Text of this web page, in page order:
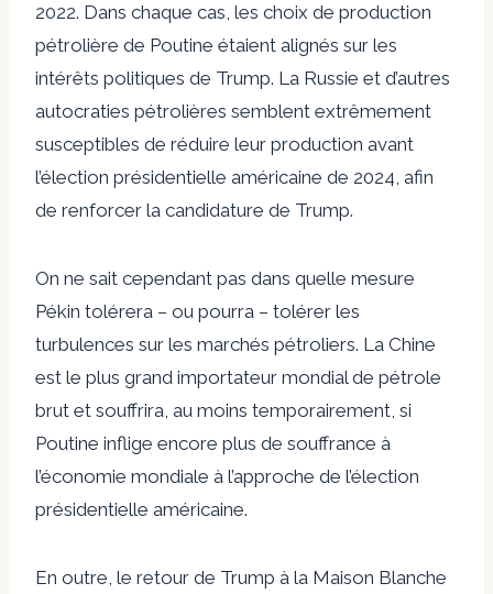
2022. Dans chaque cas, les choix de production
pétrolière de Poutine étaient alignés sur les
intérêts politiques de Trump. La Russie et d’autres
autocraties pétrolières semblent extrêmement
susceptibles de réduire leur production avant
l’élection présidentielle américaine de 2024, afin
de renforcer la candidature de Trump.
On ne sait cependant pas dans quelle mesure
Pékin tolérera – ou pourra – tolérer les
turbulences sur les marchés pétroliers. La Chine
est le plus grand importateur mondial de pétrole
brut et souffrira, au moins temporairement, si
Poutine inflige encore plus de souffrance à
l’économie mondiale à l’approche de l’élection
présidentielle américaine.
En outre, le retour de Trump à la Maison Blanche